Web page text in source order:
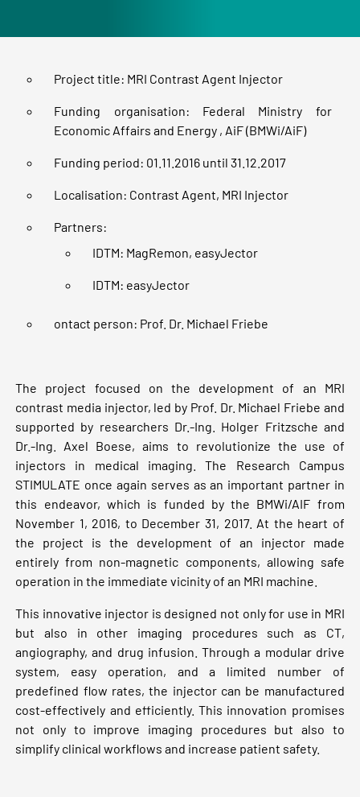
Project title: MRI Contrast Agent Injector
Funding organisation: Federal Ministry for
Economic Affairs and Energy , AiF (BMWi/AiF)
Funding period: 01.11.2016 until 31.12.2017
Localisation: Contrast Agent, MRI Injector
Partners:
IDTM: MagRemon, easyJector
IDTM: easyJector
ontact person: Prof. Dr. Michael Friebe
The project focused on the development of an MRI
contrast media injector, led by Prof. Dr. Michael Friebe and
supported by researchers Dr.-Ing. Holger Fritzsche and
Dr.-Ing. Axel Boese, aims to revolutionize the use of
injectors in medical imaging. The Research Campus
STIMULATE once again serves as an important partner in
this endeavor, which is funded by the BMWi/AIF from
November 1, 2016, to December 31, 2017. At the heart of
the project is the development of an injector made
entirely from non-magnetic components, allowing safe
operation in the immediate vicinity of an MRI machine.
This innovative injector is designed not only for use in MRI
but also in other imaging procedures such as CT,
angiography, and drug infusion. Through a modular drive
system, easy operation, and a limited number of
predefined flow rates, the injector can be manufactured
cost-effectively and efficiently. This innovation promises
not only to improve imaging procedures but also to
simplify clinical workflows and increase patient safety.